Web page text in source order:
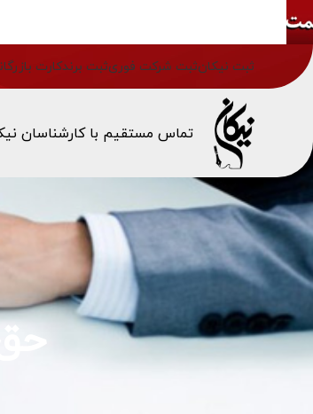
ثبت نیکانثبت شرکت فوریثبت برندکارت
تماس مستقیم با کارشناسان